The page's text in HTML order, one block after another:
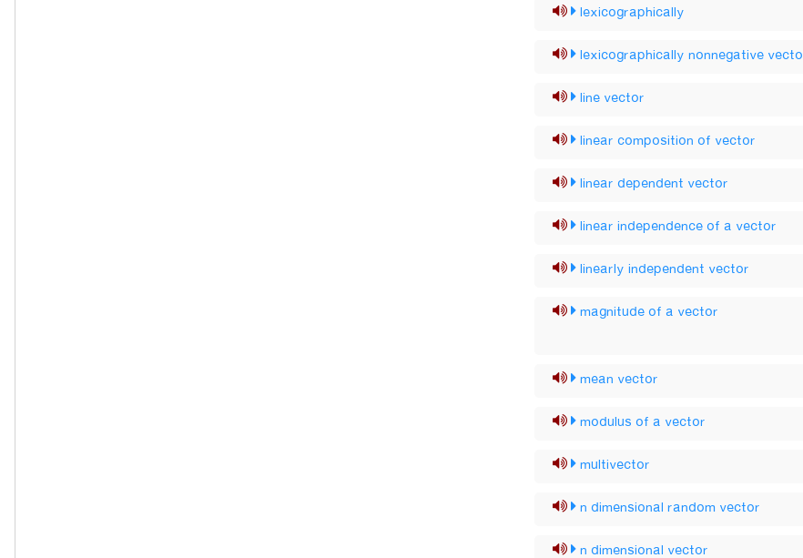
lexicographically
lexicographically nonnegative
line vector
linear composition of vector
linear dependent vector
linear independence of a vector
linearly independent vector
magnitude of a vector
mean vector
modulus of a vector
multivector
n dimensional random vector
n dimensional vector